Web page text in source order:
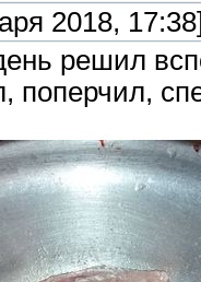
2018,
решил
поперчил,